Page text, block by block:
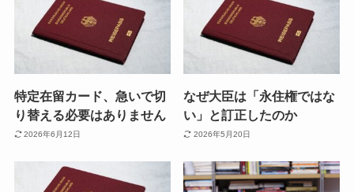
特定在留カード、急いで切
り替える必要はありません
2026年6月12日
なぜ大臣は「永住権ではな
い」と訂正したのか
2026年5月20日